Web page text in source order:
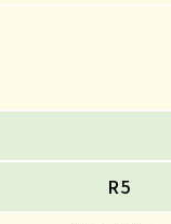
R5